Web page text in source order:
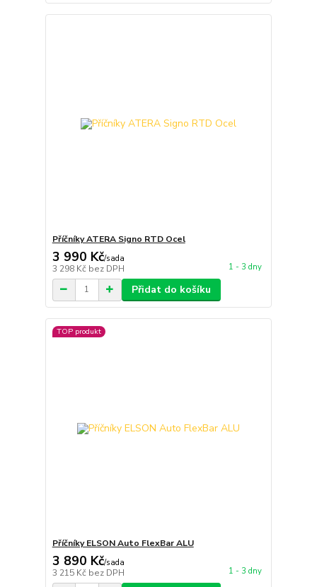
Příčníky ATERA Signo RTD Ocel
3 990 Kč/sada
3 298 Kč bez DPH 1 - 3 dny
Přidat do košíku
TOP produkt
Příčníky ELSON Auto FlexBar ALU
3 890 Kč/sada
3 215 Kč bez DPH 1 - 3 dny